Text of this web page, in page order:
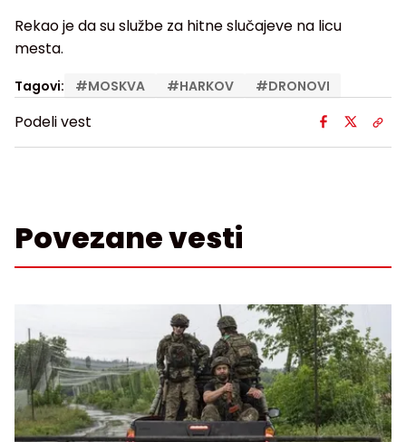
Rekao je da su službe za hitne slučajeve na licu
mesta.
Tagovi: #MOSKVA #HARKOV #DRONOVI
Podeli vest
Povezane vesti